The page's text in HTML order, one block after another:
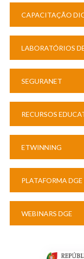
CAPACITAÇÃO
LABORATÓRIOS
SEGURANET
RECURSOS
ETWINNING
PLATAFORMA
WEBINARS DGE